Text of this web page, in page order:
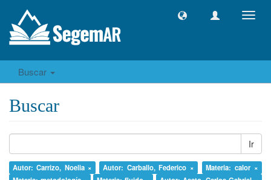
Buscar
Buscar
Ir
Autor: Carrizo, Noelia × Autor: Carballo, Federico ×
Materia: calor ×